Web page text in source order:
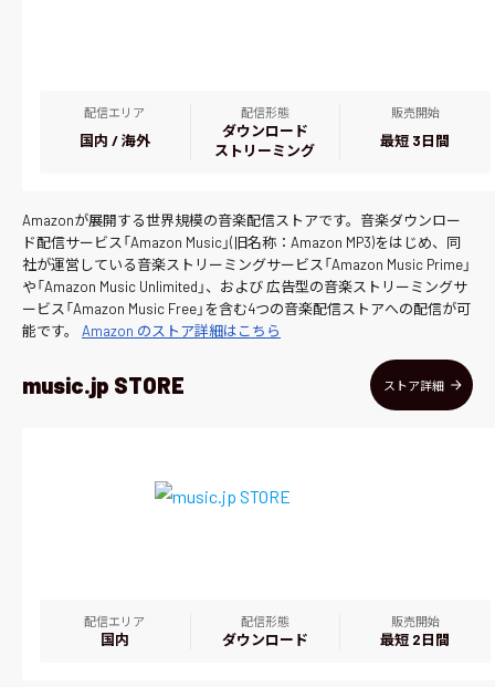
配信エリア
国内 / 海外
配信形態
ダウンロード
ストリーミング
販売開始
最短 3日間
Amazonが展開する世界規模の音楽配信ストアです。音楽ダウンロー
ド配信サービス「Amazon Music」(旧名称：Amazon MP3)をはじめ、同
社が運営している音楽ストリーミングサービス「Amazon Music Prime」
や「Amazon Music Unlimited」、および 広告型の音楽ストリーミングサ
ービス「Amazon Music Free」を含む4つの音楽配信ストアへの配信が可
能です。 Amazon のストア詳細はこちら
music.jp STORE ストア詳細
配信エリア
国内
配信形態
ダウンロード
販売開始
最短 2日間